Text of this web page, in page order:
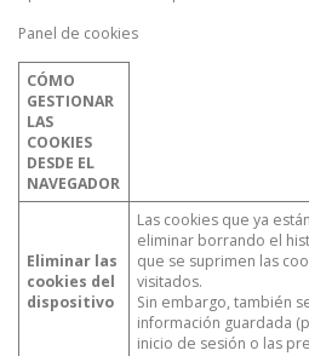
Panel de cookies
CÓMO
GESTIONAR
LAS
COOKIES
DESDE EL
NAVEGADOR
Eliminar las
cookies del
dispositivo
Las cookies que ya
eliminar borrando el
que se suprimen las
visitados.
Sin embargo, también
información guardada
inicio de sesión o las